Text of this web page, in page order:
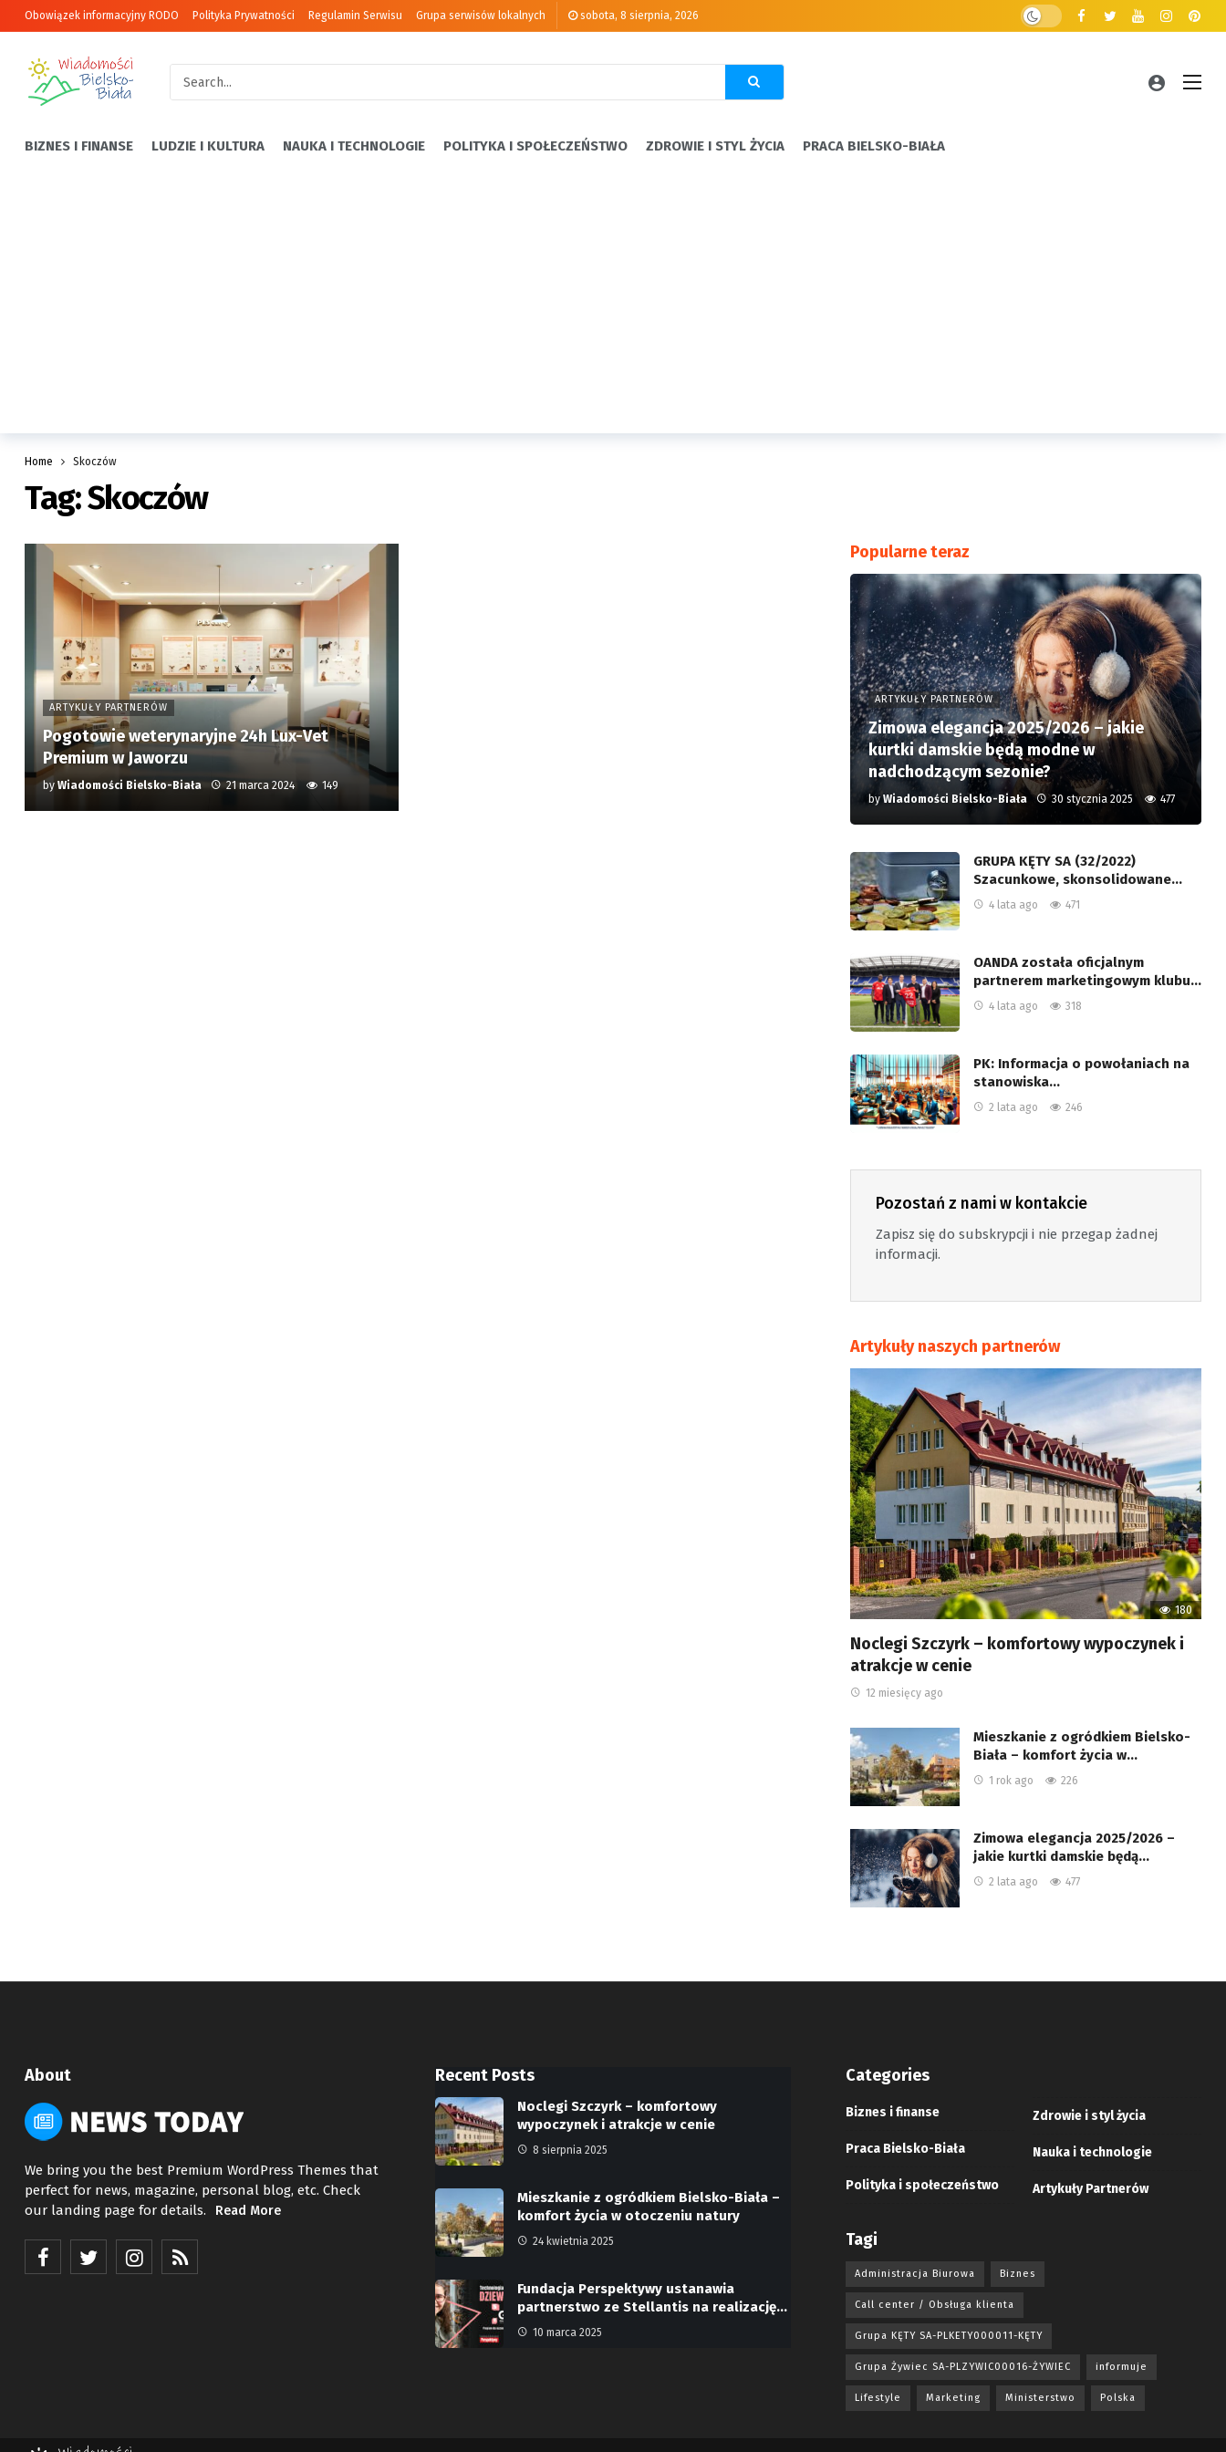
Obowiązek informacyjny RODO Polityka Prywatności Regulamin Serwisu Grupa serwisów lokalnych sobota, 8 sierpnia, 2026
BIZNES I FINANSE LUDZIE I KULTURA NAUKA I TECHNOLOGIE POLITYKA I SPOŁECZEŃSTWO ZDROWIE I STYL ŻYCIA PRACA BIELSKO-BIAŁA
Home Skoczów
Tag:Skoczów
ARTYKUŁY PARTNERÓW
Pogotowie weterynaryjne 24h Lux-Vet
Premium w Jaworzu
by Wiadomości Bielsko-Biała 21 marca 2024 149
Popularne teraz
ARTYKUŁY PARTNERÓW
Zimowa elegancja 2025/2026 – jakie
kurtki damskie będą modne w
nadchodzącym sezonie?
byWiadomości Bielsko-Biała 30 stycznia 2025 477
GRUPA KĘTY SA (32/2022)
Szacunkowe, skonsolidowane…
4 lata ago 471
OANDA została oficjalnym
partnerem marketingowym klubu…
4 lata ago 318
PK: Informacja o powołaniach na
stanowiska…
2 lata ago 246
Pozostań z nami w kontakcie
Zapisz się do subskrypcji i nie przegap żadnej
informacji.
Artykuły naszych partnerów
180
Noclegi Szczyrk – komfortowy wypoczynek i
atrakcje w cenie
12 miesięcy ago
Mieszkanie z ogródkiem Bielsko-
Biała – komfort życia w…
1 rok ago 226
Zimowa elegancja 2025/2026 –
jakie kurtki damskie będą…
2 lata ago 477
About
We bring you the best Premium WordPress Themes that
perfect for news, magazine, personal blog, etc. Check
our landing page for details.
Read More
Recent Posts
Noclegi Szczyrk – komfortowy
wypoczynek i atrakcje w cenie
8 sierpnia 2025
Mieszkanie z ogródkiem Bielsko-Biała –
komfort życia w otoczeniu natury
24 kwietnia 2025
Fundacja Perspektywy ustanawia
partnerstwo ze Stellantis na realizację…
10 marca 2025
Categories
Biznes i finanse
Praca Bielsko-Biała
Polityka i społeczeństwo
Zdrowie i styl życia
Nauka i technologie
Artykuły Partnerów
Tagi
Administracja Biurowa Biznes
Call center / Obsługa klienta
Grupa KĘTY SA-PLKETY000011-KĘTY
Grupa Żywiec SA-PLZYWIC00016-ŻYWIEC informuje
Lifestyle Marketing Ministerstwo Polska